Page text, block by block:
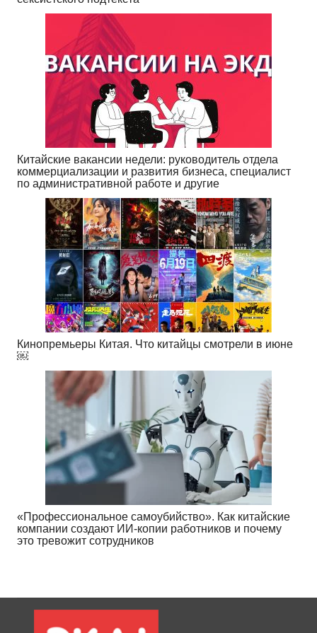
Китайские вакансии недели: руководитель отдела
коммерциализации и развития бизнеса, специалист
по административной работе и другие
Кинопремьеры Китая. Что китайцы смотрели в июне
￼
«Профессиональное самоубийство». Как китайские
компании создают ИИ-копии работников и почему
это тревожит сотрудников